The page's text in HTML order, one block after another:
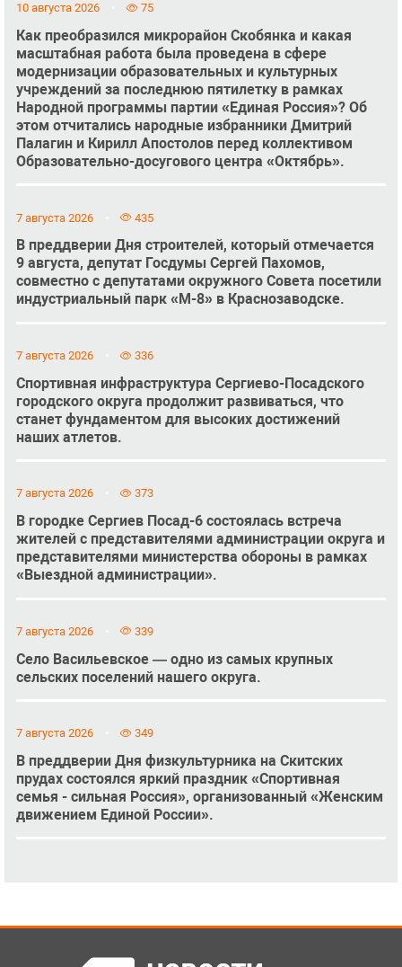
10 августа 2026 75
Как преобразился микрорайон Скобянка и какая
масштабная работа была проведена в сфере
модернизации образовательных и культурных
учреждений за последнюю пятилетку в рамках
Народной программы партии «Единая Россия»? Об
этом отчитались народные избранники Дмитрий
Палагин и Кирилл Апостолов перед коллективом
Образовательно-досугового центра «Октябрь».
7 августа 2026 435
В преддверии Дня строителей, который отмечается
9 августа, депутат Госдумы Сергей Пахомов,
совместно с депутатами окружного Совета посетили
индустриальный парк «М-8» в Краснозаводске.
7 августа 2026 336
Спортивная инфраструктура Сергиево-Посадского
городского округа продолжит развиваться, что
станет фундаментом для высоких достижений
наших атлетов.
7 августа 2026 373
В городке Сергиев Посад-6 состоялась встреча
жителей с представителями администрации округа и
представителями министерства обороны в рамках
«Выездной администрации».
7 августа 2026 339
Село Васильевское — одно из самых крупных
сельских поселений нашего округа.
7 августа 2026 349
В преддверии Дня физкультурника на Скитских
прудах состоялся яркий праздник «Спортивная
семья - сильная Россия», организованный «Женским
движением Единой России».